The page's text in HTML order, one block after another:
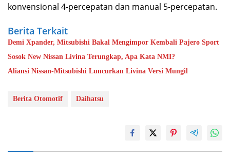
konvensional 4-percepatan dan manual 5-percepatan.
Berita Terkait
Demi Xpander, Mitsubishi Bakal Mengimpor Kembali Pajero Sport
Sosok New Nissan Livina Terungkap, Apa Kata NMI?
Aliansi Nissan-Mitsubishi Luncurkan Livina Versi Mungil
Berita Otomotif Daihatsu